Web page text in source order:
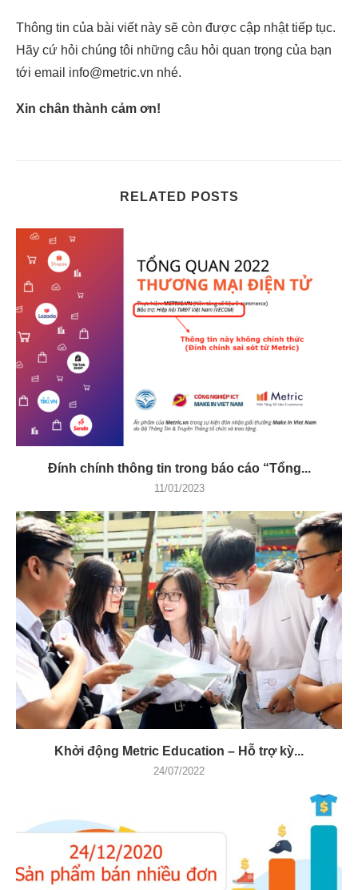
Thông tin của bài viết này sẽ còn được cập nhật tiếp tục.
Hãy cứ hỏi chúng tôi những câu hỏi quan trọng của bạn
tới email info@metric.vn nhé.
Xin chân thành cảm ơn!
RELATED POSTS
Đính chính thông tin trong báo cáo “Tổng...
11/01/2023
Khởi động Metric Education – Hỗ trợ kỳ...
24/07/2022